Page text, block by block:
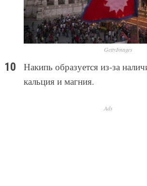
GettyImages
Накипь образуется из-за
кальция и магния.
Ads